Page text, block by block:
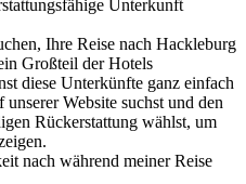
Unterkunft
Ihre Reise nach Hackleburg
Großteil der Hotels
diese Unterkünfte ganz einfach
Website suchst und den
Rückerstattung wählst, um
nach während meiner Reise